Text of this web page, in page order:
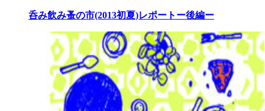
呑み飲み蚤の市(2013初夏)レポートー後編ー